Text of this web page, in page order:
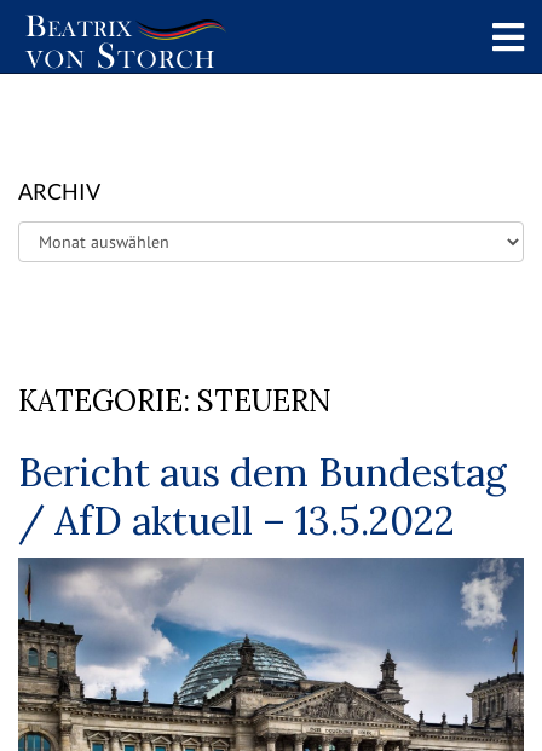
ARCHIV
Archiv
KATEGORIE: STEUERN
Bericht aus dem Bundestag
/ AfD aktuell – 13.5.2022